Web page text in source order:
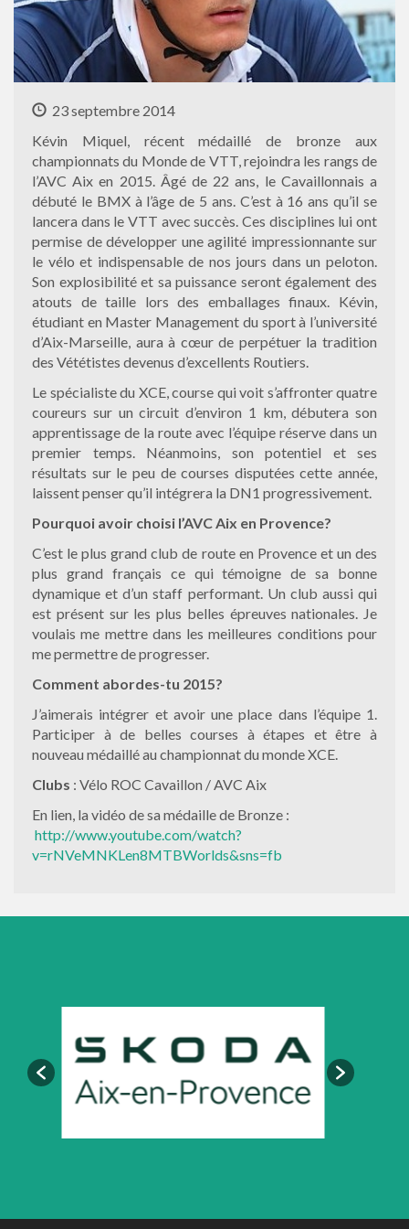
23 septembre 2014
Kévin Miquel, récent médaillé de bronze aux
championnats du Monde de VTT, rejoindra les rangs de
l’AVC Aix en 2015. Âgé de 22 ans, le Cavaillonnais a
débuté le BMX à l’âge de 5 ans. C’est à 16 ans qu’il se
lancera dans le VTT avec succès. Ces disciplines lui ont
permise de développer une agilité impressionnante sur
le vélo et indispensable de nos jours dans un peloton.
Son explosibilité et sa puissance seront également des
atouts de taille lors des emballages finaux. Kévin,
étudiant en Master Management du sport à l’université
d’Aix-Marseille, aura à cœur de perpétuer la tradition
des Vététistes devenus d’excellents Routiers.
Le spécialiste du XCE, course qui voit s’affronter quatre
coureurs sur un circuit d’environ 1 km, débutera son
apprentissage de la route avec l’équipe réserve dans un
premier temps. Néanmoins, son potentiel et ses
résultats sur le peu de courses disputées cette année,
laissent penser qu’il intégrera la DN1 progressivement.
Pourquoi avoir choisi l’AVC Aix en Provence?
C’est le plus grand club de route en Provence et un des
plus grand français ce qui témoigne de sa bonne
dynamique et d’un staff performant. Un club aussi qui
est présent sur les plus belles épreuves nationales. Je
voulais me mettre dans les meilleures conditions pour
me permettre de progresser.
Comment abordes-tu 2015?
J’aimerais intégrer et avoir une place dans l’équipe 1.
Participer à de belles courses à étapes et être à
nouveau médaillé au championnat du monde XCE.
Clubs : Vélo ROC Cavaillon / AVC Aix
En lien, la vidéo de sa médaille de Bronze :
http://www.youtube.com/watch?
v=rNVeMNKLen8MTBWorlds&sns=fb